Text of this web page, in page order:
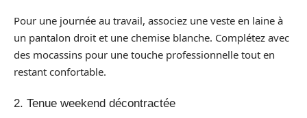
Pour une journée au travail, associez une veste en laine à
un pantalon droit et une chemise blanche. Complétez avec
des mocassins pour une touche professionnelle tout en
restant confortable.
2. Tenue weekend décontractée